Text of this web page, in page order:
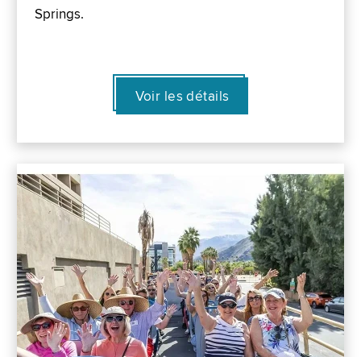
Springs.
Voir les détails